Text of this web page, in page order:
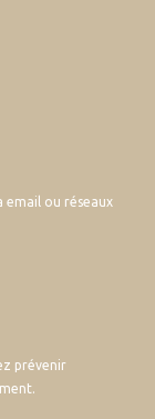
email ou réseaux
prévenir